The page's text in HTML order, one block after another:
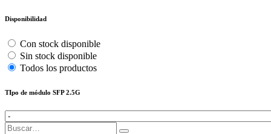
Disponibilidad
Con stock disponible
Sin stock disponible
Todos los productos
TIpo de módulo SFP 2.5G